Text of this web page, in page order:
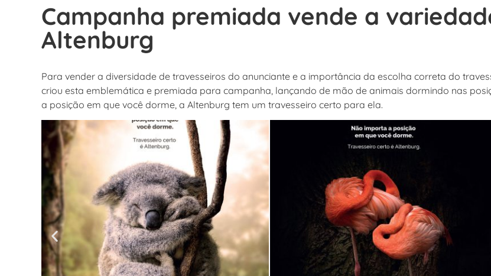
Campanha premiada vende a
Altenburg
Para vender a diversidade de travesseiros do anunciante e a importância da escolha correta do
criou esta emblemática e premiada para campanha, lançando de mão de animais dormindo nas
a posição em que você dorme, a Altenburg tem um travesseiro certo para ela.